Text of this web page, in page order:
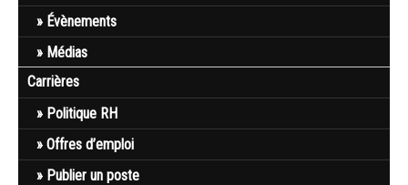
Évènements
Médias
Carrières
Politique RH
Offres d’emploi
Publier un poste